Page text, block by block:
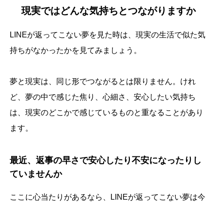
現実ではどんな気持ちとつながりますか
LINEが返ってこない夢を見た時は、現実の生活で似た気
持ちがなかったかを見てみましょう。
夢と現実は、同じ形でつながるとは限りません。けれ
ど、夢の中で感じた焦り、心細さ、安心したい気持ち
は、現実のどこかで感じているものと重なることがあり
ます。
最近、返事の早さで安心したり不安になったりし
ていませんか
ここに心当たりがあるなら、LINEが返ってこない夢は今